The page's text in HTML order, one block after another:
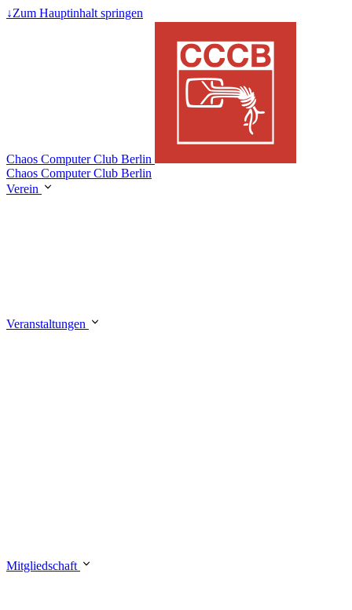
↓Zum Hauptinhalt springen
Chaos Computer Club Berlin
Chaos Computer Club Berlin
Verein
Veranstaltungen
Mitgliedschaft